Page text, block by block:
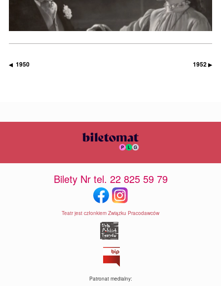
◀ 1950 1952 ▶
Bilety Nr tel. 22 825 59 79
Teatr jest członkiem Związku Pracodawców
Patronat medialny: